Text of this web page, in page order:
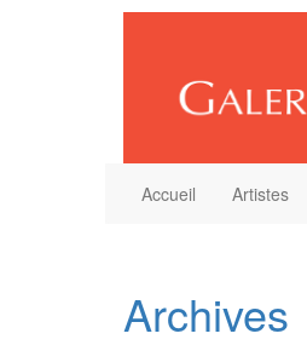
Accueil Artistes
Archives